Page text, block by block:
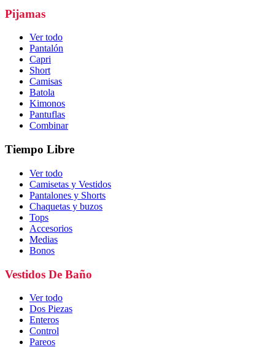
Pijamas
Ver todo
Pantalón
Capri
Short
Camisas
Batola
Kimonos
Pantuflas
Combinar
Tiempo Libre
Ver todo
Camisetas y Vestidos
Pantalones y Shorts
Chaquetas y buzos
Tops
Accesorios
Medias
Bonos
Vestidos De Baño
Ver todo
Dos Piezas
Enteros
Control
Pareos